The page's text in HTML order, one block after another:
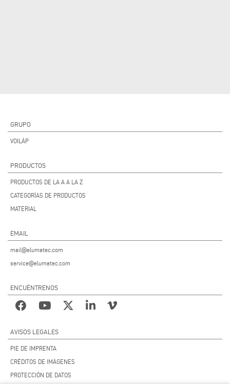
GRUPO
VOILÀP
PRODUCTOS
PRODUCTOS DE LA A A LA Z
CATEGORÍAS DE PRODUCTOS
MATERIAL
EMAIL
mail@elumatec.com
service@elumatec.com
ENCUÉNTRENOS
AVISOS LEGALES
PIE DE IMPRENTA
CRÉDITOS DE IMÁGENES
PROTECCIÓN DE DATOS